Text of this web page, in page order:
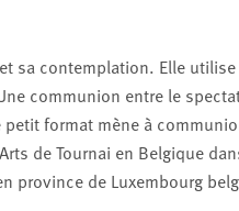
sa contemplation. Elle
communion entre le
petit format mène à
de Tournai en Belgique
province de Luxembourg